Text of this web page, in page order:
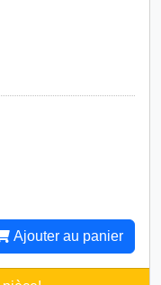
Ajouter au panier